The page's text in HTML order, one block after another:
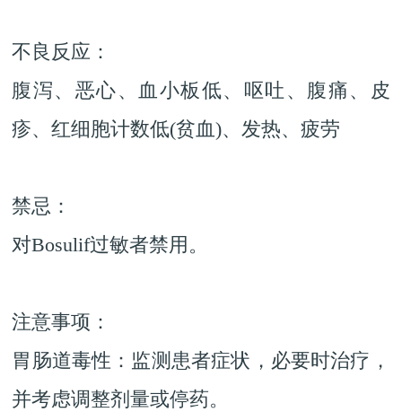
不良反应：
腹泻、恶心、血小板低、呕吐、腹痛、皮
疹、红细胞计数低(贫血)、发热、疲劳
禁忌：
对Bosulif过敏者禁用。
注意事项：
胃肠道毒性：监测患者症状，必要时治疗，
并考虑调整剂量或停药。